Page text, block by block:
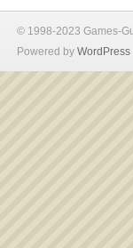
© 1998-2023 Games-
Powered by WordPress